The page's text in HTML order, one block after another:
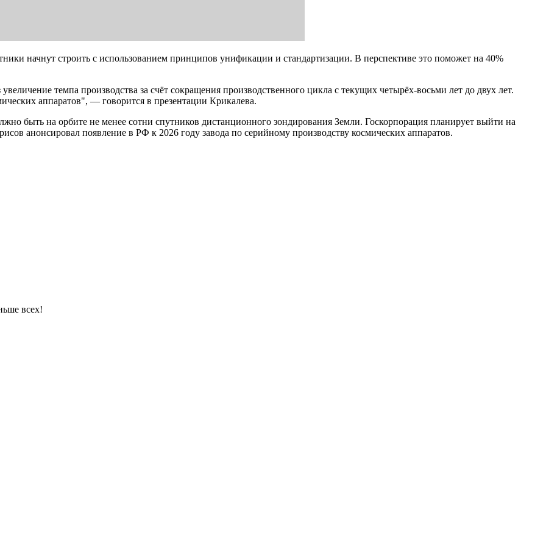
начнут строить с использованием принципов унификации и стандартизации. В перспективе это поможет на 40%
темпа производства за счёт сокращения производственного цикла с текущих четырёх-восьми лет до двух лет.
аппаратов", — говорится в презентации Крикалева.
быть на орбите не менее сотни спутников дистанционного зондирования Земли. Госкорпорация планирует выйти на
анонсировал появление в РФ к 2026 году завода по серийному производству космических аппаратов.
всех!